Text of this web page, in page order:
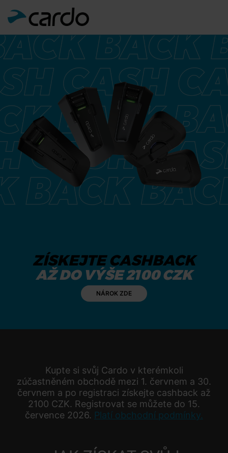
ZÍSKEJTE CASHBACK
AŽ DO VÝŠE 2100 CZK
NÁROK ZDE
Kupte si svůj Cardo v kterémkoli
zúčastněném obchodě mezi 1. červnem a 30.
červnem a po registraci získejte cashback až
2100 CZK. Registrovat se můžete do 15.
července 2026. Platí obchodní podmínky.